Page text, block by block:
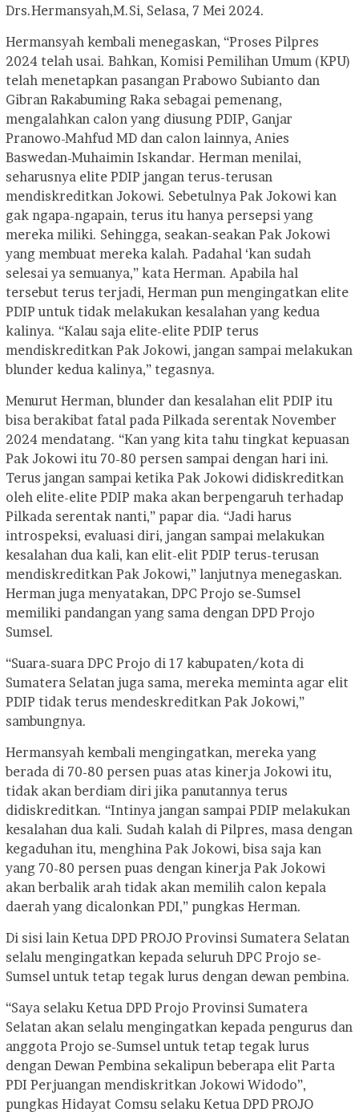
Drs.Hermansyah,M.Si, Selasa, 7 Mei 2024.
Hermansyah kembali menegaskan, “Proses Pilpres
2024 telah usai. Bahkan, Komisi Pemilihan Umum (KPU)
telah menetapkan pasangan Prabowo Subianto dan
Gibran Rakabuming Raka sebagai pemenang,
mengalahkan calon yang diusung PDIP, Ganjar
Pranowo-Mahfud MD dan calon lainnya, Anies
Baswedan-Muhaimin Iskandar. Herman menilai,
seharusnya elite PDIP jangan terus-terusan
mendiskreditkan Jokowi. Sebetulnya Pak Jokowi kan
gak ngapa-ngapain, terus itu hanya persepsi yang
mereka miliki. Sehingga, seakan-seakan Pak Jokowi
yang membuat mereka kalah. Padahal ‘kan sudah
selesai ya semuanya,” kata Herman. Apabila hal
tersebut terus terjadi, Herman pun mengingatkan elite
PDIP untuk tidak melakukan kesalahan yang kedua
kalinya. “Kalau saja elite-elite PDIP terus
mendiskreditkan Pak Jokowi, jangan sampai melakukan
blunder kedua kalinya,” tegasnya.
Menurut Herman, blunder dan kesalahan elit PDIP itu
bisa berakibat fatal pada Pilkada serentak November
2024 mendatang. “Kan yang kita tahu tingkat kepuasan
Pak Jokowi itu 70-80 persen sampai dengan hari ini.
Terus jangan sampai ketika Pak Jokowi didiskreditkan
oleh elite-elite PDIP maka akan berpengaruh terhadap
Pilkada serentak nanti,” papar dia. “Jadi harus
introspeksi, evaluasi diri, jangan sampai melakukan
kesalahan dua kali, kan elit-elit PDIP terus-terusan
mendiskreditkan Pak Jokowi,” lanjutnya menegaskan.
Herman juga menyatakan, DPC Projo se-Sumsel
memiliki pandangan yang sama dengan DPD Projo
Sumsel.
“Suara-suara DPC Projo di 17 kabupaten/kota di
Sumatera Selatan juga sama, mereka meminta agar elit
PDIP tidak terus mendeskreditkan Pak Jokowi,”
sambungnya.
Hermansyah kembali mengingatkan, mereka yang
berada di 70-80 persen puas atas kinerja Jokowi itu,
tidak akan berdiam diri jika panutannya terus
didiskreditkan. “Intinya jangan sampai PDIP melakukan
kesalahan dua kali. Sudah kalah di Pilpres, masa dengan
kegaduhan itu, menghina Pak Jokowi, bisa saja kan
yang 70-80 persen puas dengan kinerja Pak Jokowi
akan berbalik arah tidak akan memilih calon kepala
daerah yang dicalonkan PDI,” pungkas Herman.
Di sisi lain Ketua DPD PROJO Provinsi Sumatera Selatan
selalu mengingatkan kepada seluruh DPC Projo se-
Sumsel untuk tetap tegak lurus dengan dewan pembina.
“Saya selaku Ketua DPD Projo Provinsi Sumatera
Selatan akan selalu mengingatkan kepada pengurus dan
anggota Projo se-Sumsel untuk tetap tegak lurus
dengan Dewan Pembina sekalipun beberapa elit Parta
PDI Perjuangan mendiskritkan Jokowi Widodo”,
pungkas Hidayat Comsu selaku Ketua DPD PROJO